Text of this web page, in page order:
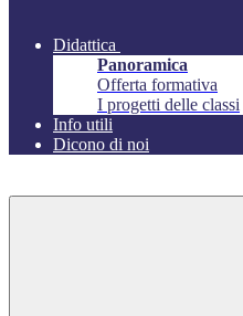
Didattica
Panoramica
Offerta formativa
I progetti delle classi
Info utili
Dicono di noi